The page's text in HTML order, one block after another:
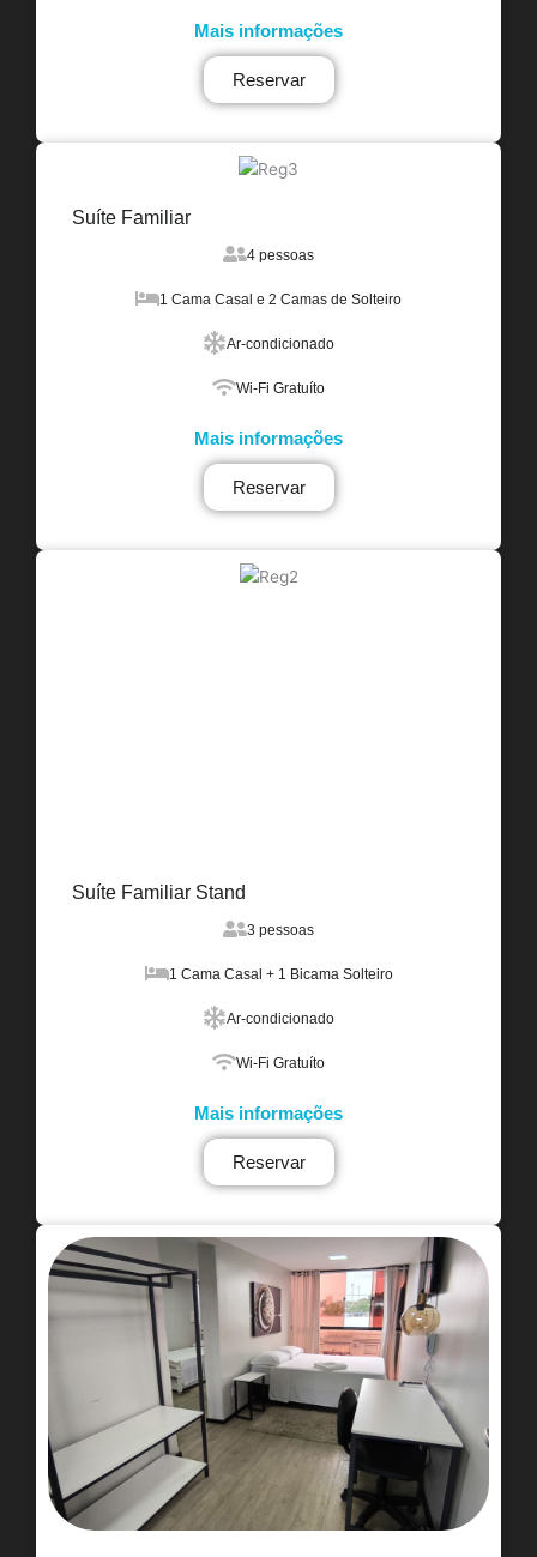
Mais informações
Reservar
Suíte Familiar
4 pessoas
1 Cama Casal e 2 Camas de Solteiro
Ar-condicionado
Wi-Fi Gratuíto
Mais informações
Reservar
Suíte Familiar Stand
3 pessoas
1 Cama Casal + 1 Bicama Solteiro
Ar-condicionado
Wi-Fi Gratuíto
Mais informações
Reservar